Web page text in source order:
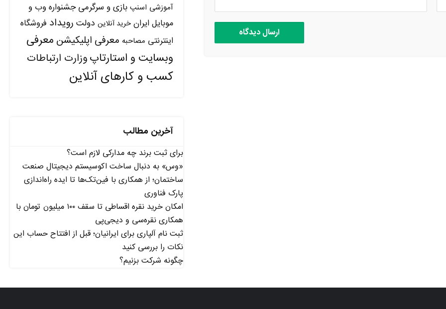
آموزشی اسنپ بازی و سرگرمی جشنواره وب و
موبایل ایران خرید آنلاین دولت رویداد فروشگاه
اینترنتی مصاحبه معرفی اپلیکیشن معرفی
وبسایت و استارتاپوزارت ارتباطات
کسب و کارهای آنلاین
آخرین مطالب
برای ثبت برند چه مدارکی لازم است؟
«وس» به دنبال ساخت اکوسیستم دیجیتال صنعت
ساختمان؛ از همکاری با فین‌تک‌ها تا ایده راه‌اندازی
پارک فناوری
امکان خرید نقره اقساطی تا سقف ۱۰۰ میلیون تومان با
همکاری نقره‌سی و دیجی‌پی
ثبت نام آلپاری برای ایرانیان؛ قبل از افتتاح حساب این
نکات را بررسی کنید
چگونه شرکت بزنیم؟